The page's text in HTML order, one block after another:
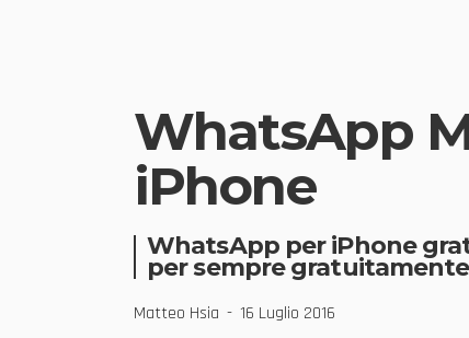
WhatsApp
iPhone
WhatsApp per iPhone
per sempre
Matteo Hsia 16 Luglio 2016